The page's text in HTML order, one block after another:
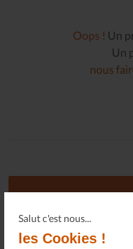
Salut c'est nous...
les Cookies !
Oops ! Un
Un
nous
Le désir de l'équipe du